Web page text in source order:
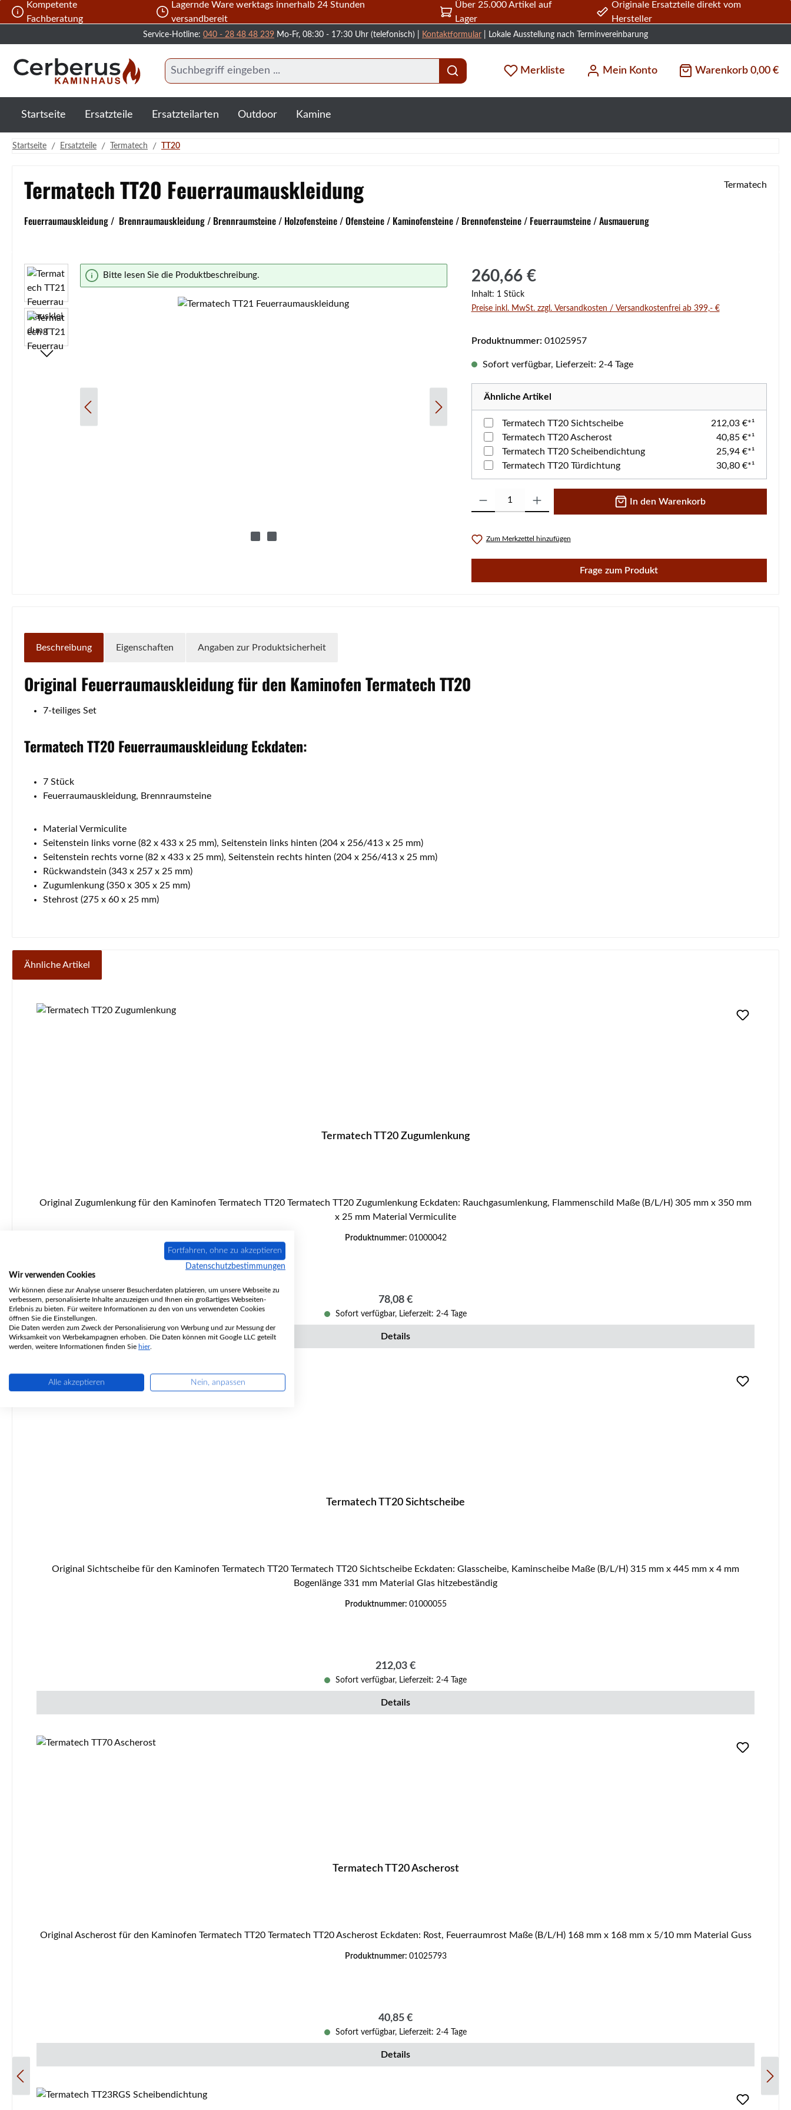
Hauptinhalt springen
Zur Suche springen
Zur Hauptnavigation springen
Kompetente
Fachberatung
Lagernde Ware werktags innerhalb 24 Stunden
versandbereit
Über 25.000 Artikel auf
Lager
Originale Ersatzteile direkt vom
Hersteller
Service-Hotline: 040 - 28 48 48 239 Mo-Fr, 08:30 - 17:30 Uhr (telefonisch) | Kontaktformular | Lokale Ausstellung nach Terminvereinbarung
Merkliste Mein Konto Warenkorb 0,00 €
Startseite Ersatzteile Ersatzteilarten Outdoor Kamine
Startseite / Ersatzteile / Termatech / TT20
Termatech TT20 Feuerraumauskleidung
Feuerraumauskleidung / Brennraumauskleidung / Brennraumsteine / Holzofensteine / Ofensteine / Kaminofensteine / Brennofensteine / Feuerraumsteine / Ausmauerung
Termatech
Bildergalerie überspringen
Bitte lesen Sie die Produktbeschreibung.
Regulärer Preis:
260,66 €
Inhalt: 1 Stück
Preise inkl. MwSt. zzgl. Versandkosten / Versandkostenfrei ab 399,- €
Produktnummer: 01025957
Sofort verfügbar, Lieferzeit: 2-4 Tage
Ähnliche Artikel
Termatech TT20 Sichtscheibe
212,03 €*¹
Termatech TT20 Ascherost
40,85 €*¹
Termatech TT20 Scheibendichtung
25,94 €*¹
Termatech TT20 Türdichtung
30,80 €*¹
Produkt Anzahl: Gib den gewünschten Wert ein oder benutze die Schaltflächen um die
In den Warenkorb
Zum Merkzettel hinzufügen
Frage zum Produkt
Beschreibung Eigenschaften Angaben zur Produktsicherheit
Original Feuerraumauskleidungfür den KaminofenTermatechTT20
7-teiliges Set
TermatechTT20 FeuerraumauskleidungEckdaten:
7 Stück
Feuerraumauskleidung, Brennraumsteine
Material Vermiculite
Seitenstein links vorne (82 x 433 x 25 mm), Seitenstein links hinten (204 x 256/413 x 25 mm)
Seitenstein rechts vorne (82 x 433 x 25 mm), Seitenstein rechts hinten (204 x 256/413 x 25 mm)
Rückwandstein (343 x 257 x 25 mm)
Zugumlenkung (350 x 305 x 25 mm)
Stehrost (275 x 60 x 25 mm)
Ähnliche Artikel
Termatech TT20 Zugumlenkung
Original Zugumlenkung für den Kaminofen Termatech TT20 Termatech TT20 Zugumlenkung Eckdaten: Rauchgasumlenkung, Flammenschild Maße (B/L/H) 305 mm x 350 mm
x 25 mm Material Vermiculite
Produktnummer: 01000042
Regulärer Preis:
78,08 €
Sofort verfügbar, Lieferzeit: 2-4 Tage
Details
Nur 9 auf Lager!
Termatech TT20 Sichtscheibe
Original Sichtscheibe für den Kaminofen Termatech TT20 Termatech TT20 Sichtscheibe Eckdaten: Glasscheibe, Kaminscheibe Maße (B/L/H) 315 mm x 445 mm x 4 mm
Bogenlänge 331 mm Material Glas hitzebeständig
Produktnummer: 01000055
Regulärer Preis:
212,03 €
Sofort verfügbar, Lieferzeit: 2-4 Tage
Details
Termatech TT20 Ascherost
Original Ascherost für den Kaminofen Termatech TT20 Termatech TT20 Ascherost Eckdaten: Rost, Feuerraumrost Maße (B/L/H) 168 mm x 168 mm x 5/10 mm Material Guss
Produktnummer: 01025793
Regulärer Preis:
40,85 €
Sofort verfügbar, Lieferzeit: 2-4 Tage
Details
Fortfahren, ohne zu akzeptieren
Datenschutzbestimmungen
Wir verwenden Cookies
Wir können diese zur Analyse unserer Besucherdaten platzieren, um unsere Webseite zu
verbessern, personalisierte Inhalte anzuzeigen und Ihnen ein großartiges Webseiten-
Erlebnis zu bieten. Für weitere Informationen zu den von uns verwendeten Cookies
öffnen Sie die Einstellungen.
Die Daten werden zum Zweck der Personalisierung von Werbung und zur Messung der
Wirksamkeit von Werbekampagnen erhoben. Die Daten können mit Google LLC geteilt
werden, weitere Informationen finden Sie hier.
Alle akzeptieren Nein, anpassen